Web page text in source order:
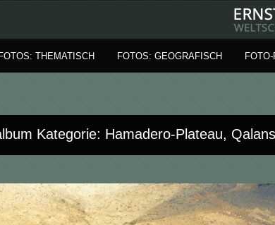
FOTOS: THEMATISCH FOTOS: GEOGRAFISCH
Kategorie: Hamadero-Plateau,